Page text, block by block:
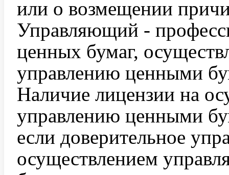
или о возмещении
Управляющий -
ценных бумаг,
управлению ценными
Наличие лицензии на
управлению ценными
если доверительное
осуществлением